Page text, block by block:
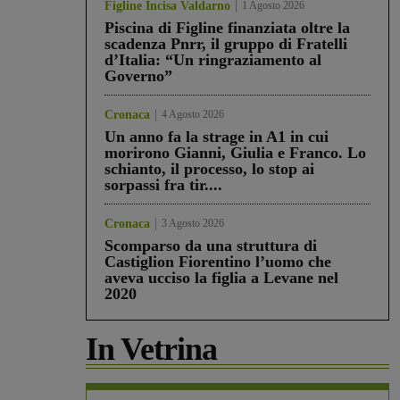
Figline Incisa Valdarno 1 Agosto 2026
Piscina di Figline finanziata oltre la
scadenza Pnrr, il gruppo di Fratelli
d’Italia: “Un ringraziamento al
Governo”
Cronaca 4 Agosto 2026
Un anno fa la strage in A1 in cui
morirono Gianni, Giulia e Franco. Lo
schianto, il processo, lo stop ai
sorpassi fra tir....
Cronaca 3 Agosto 2026
Scomparso da una struttura di
Castiglion Fiorentino l’uomo che
aveva ucciso la figlia a Levane nel
2020
In Vetrina